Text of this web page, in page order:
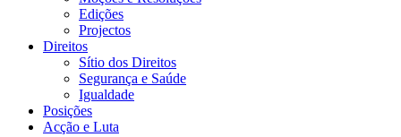
Edições
Projectos
Direitos
Sítio dos Direitos
Segurança e Saúde
Igualdade
Posições
Acção e Luta